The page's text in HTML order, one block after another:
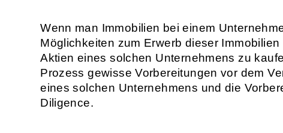
Wenn man Immobilien bei einem
Möglichkeiten zum Erwerb dieser
Aktien eines solchen Unternehmens zu
Prozess gewisse Vorbereitungen vor dem
eines solchen Unternehmens und die
Diligence.